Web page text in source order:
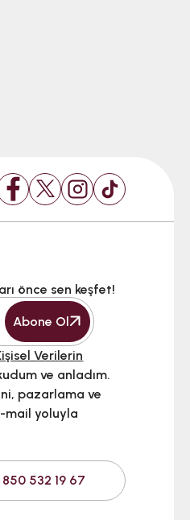
önce sen keşfet!
Abone Ol
Verilerin
ve anladım.
pazarlama ve
mail yoluyla
532 19 67